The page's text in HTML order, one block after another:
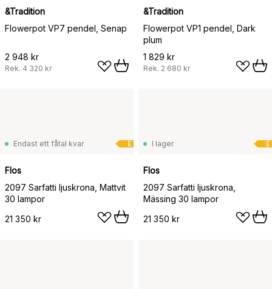
&Tradition
Flowerpot VP7 pendel, Senap
2 948 kr
Rek. 4 320 kr
&Tradition
Flowerpot VP1 pendel, Dark
plum
1 829 kr
Rek. 2 680 kr
E
Endast ett fåtal kvar
Flos
2097 Sarfatti ljuskrona, Mattvit
30 lampor
21 350 kr
E
I lager
Flos
2097 Sarfatti ljuskrona,
Mässing 30 lampor
21 350 kr